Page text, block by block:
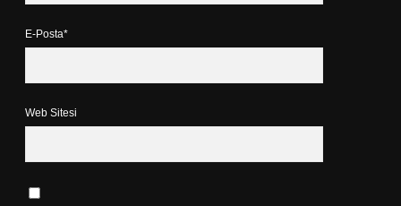
E-Posta*
Web Sitesi